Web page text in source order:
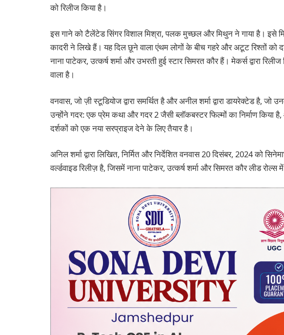
को रिलीज किया है।
इस गाने को टैलेंटेड सिंगर विशाल मिश्रा, पलक मुच्छल और मिथुन ने गाया है।
कादरी ने लिखे हैं। यह दिल छूने वाला एंथम लोगों के बीच गहरे और अटूट रिश्तों को
नाना पाटेकर, उत्कर्ष शर्मा और उभरती हुई स्टार सिमरत कौर हैं। मेकर्स द्वारा
वाला है।
वनवास, जो ज़ी स्टूडियोज द्वारा समर्थित है और अनील शर्मा द्वारा डायरेक्टेड है,
उन्होंने गदर: एक प्रेम कथा और गदर 2 जैसी ब्लॉकबस्टर फिल्मों का निर्माण
दर्शकों को एक नया सरप्राइज देने के लिए तैयार है।
अनिल शर्मा द्वारा लिखित, निर्मित और निर्देशित वनवास 20 दिसंबर, 2024 को
वर्ल्डवाइड रिलीज़ है, जिसमें नाना पाटेकर, उत्कर्ष शर्मा और सिमरत कौर लीड रोल्स